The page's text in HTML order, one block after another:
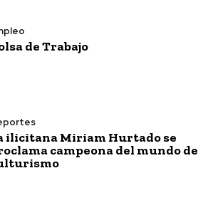
de Trabajo
ilicitana Miriam Hurtado se
campeona del mundo de